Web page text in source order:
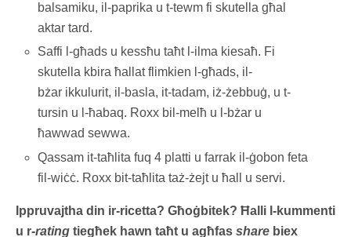
balsamiku, il-paprika u t-tewm fi skutella għal
aktar tard.
Saffi l-għads u kessħu taħt l-ilma kiesaħ. Fi
skutella kbira ħallat flimkien l-għads, il-
bżar ikkulurit, il-basla, it-tadam, iż-żebbuġ, u t-
tursin u l-ħabaq. Roxx bil-melħ u l-bżar u
ħawwad sewwa.
Qassam it-taħlita fuq 4 platti u farrak il-ġobon feta
fil-wiċċ. Roxx bit-taħlita taż-żejt u ħall u servi.
Ippruvajtha din ir-ricetta? Għoġbitek? Ħalli l-kummenti
u r-rating tiegħek hawn taħt u agħfas share biex